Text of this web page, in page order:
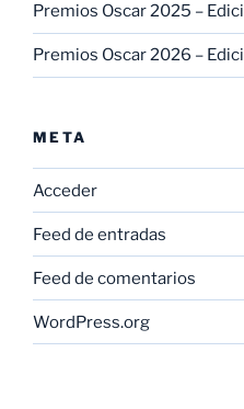
Premios Oscar 2025 –
Premios Oscar 2026 –
META
Acceder
Feed de entradas
Feed de comentarios
WordPress.org